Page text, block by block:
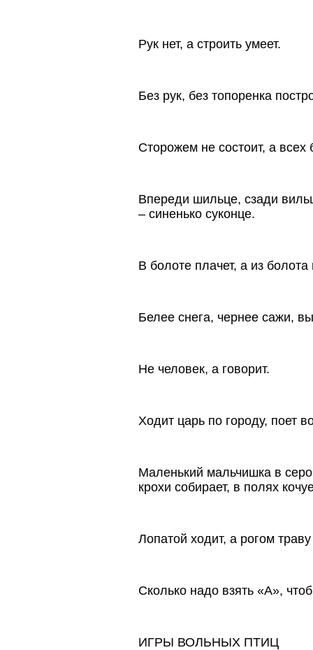
Рук нет, а строить умеет.
Без рук, без топоренка
Сторожем не состоит, а всех
Впереди шильце, сзади
– синенько суконце.
В болоте плачет, а из болота
Белее снега, чернее сажи,
Не человек, а говорит.
Ходит царь по городу, поет
Маленький мальчишка в
крохи собирает, в полях
Лопатой ходит, а рогом траву
Сколько надо взять «А»,
ИГРЫ ВОЛЬНЫХ ПТИЦ